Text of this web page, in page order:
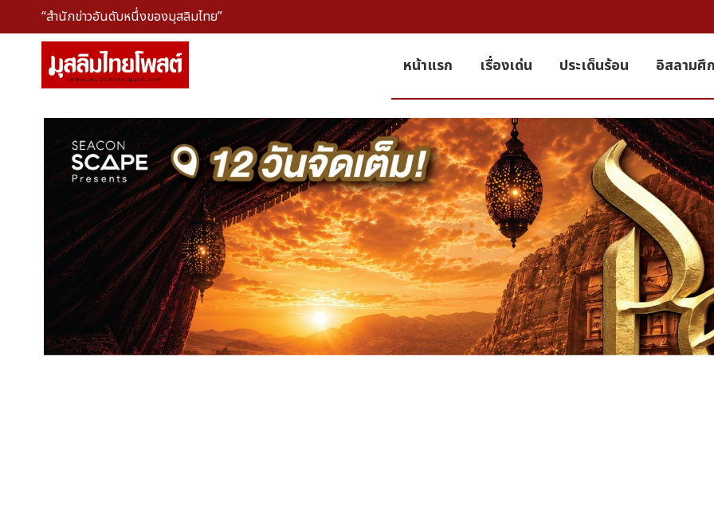
“สำนักข่าวอันดับหนึ่งของมุสลิมไทย”
หน้าแรก เรื่องเด่น ประเด็นร้อน อิสลามศึ